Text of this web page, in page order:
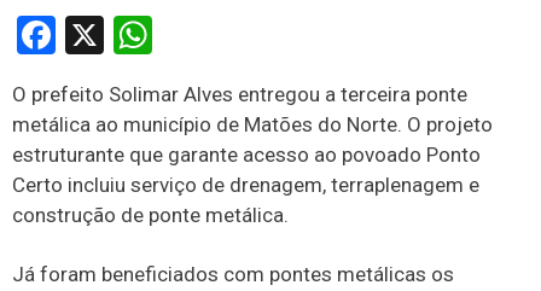
Facebook
X
O prefeito Solimar Alves entregou a terceira ponte
metálica ao município de Matões do Norte. O projeto
estruturante que garante acesso ao povoado Ponto
Certo incluiu serviço de drenagem, terraplenagem e
construção de ponte metálica.
Já foram beneficiados com pontes metálicas os